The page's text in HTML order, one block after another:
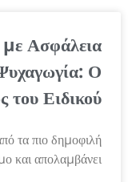
Ασφάλεια
Ο
του Ειδικού
τα πιο δημοφιλή
και απολαμβάνει...